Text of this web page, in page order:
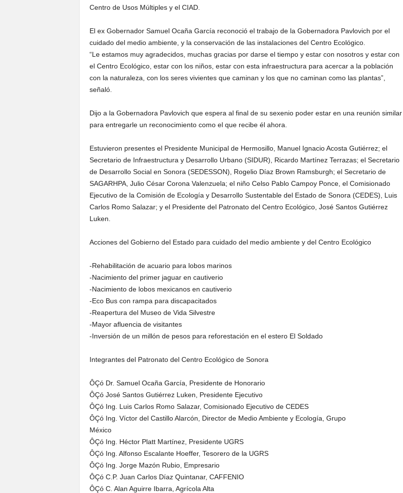
Centro de Usos Múltiples y el CIAD.
El ex Gobernador Samuel Ocaña García reconoció el trabajo de la Gobernadora Pavlovich por el
cuidado del medio ambiente, y la conservación de las instalaciones del Centro Ecológico.
“Le estamos muy agradecidos, muchas gracias por darse el tiempo y estar con nosotros y estar con
el Centro Ecológico, estar con los niños, estar con esta infraestructura para acercar a la población
con la naturaleza, con los seres vivientes que caminan y los que no caminan como las plantas”,
señaló.
Dijo a la Gobernadora Pavlovich que espera al final de su sexenio poder estar en una reunión similar
para entregarle un reconocimiento como el que recibe él ahora.
Estuvieron presentes el Presidente Municipal de Hermosillo, Manuel Ignacio Acosta Gutiérrez; el
Secretario de Infraestructura y Desarrollo Urbano (SIDUR), Ricardo Martínez Terrazas; el Secretario
de Desarrollo Social en Sonora (SEDESSON), Rogelio Díaz Brown Ramsburgh; el Secretario de
SAGARHPA, Julio César Corona Valenzuela; el niño Celso Pablo Campoy Ponce, el Comisionado
Ejecutivo de la Comisión de Ecología y Desarrollo Sustentable del Estado de Sonora (CEDES), Luis
Carlos Romo Salazar; y el Presidente del Patronato del Centro Ecológico, José Santos Gutiérrez
Luken.
Acciones del Gobierno del Estado para cuidado del medio ambiente y del Centro Ecológico
-Rehabilitación de acuario para lobos marinos
-Nacimiento del primer jaguar en cautiverio
-Nacimiento de lobos mexicanos en cautiverio
-Eco Bus con rampa para discapacitados
-Reapertura del Museo de Vida Silvestre
-Mayor afluencia de visitantes
-Inversión de un millón de pesos para reforestación en el estero El Soldado
Integrantes del Patronato del Centro Ecológico de Sonora
ÔÇó Dr. Samuel Ocaña García, Presidente de Honorario
ÔÇó José Santos Gutiérrez Luken, Presidente Ejecutivo
ÔÇó Ing. Luis Carlos Romo Salazar, Comisionado Ejecutivo de CEDES
ÔÇó Ing. Víctor del Castillo Alarcón, Director de Medio Ambiente y Ecología, Grupo
México
ÔÇó Ing. Héctor Platt Martínez, Presidente UGRS
ÔÇó Ing. Alfonso Escalante Hoeffer, Tesorero de la UGRS
ÔÇó Ing. Jorge Mazón Rubio, Empresario
ÔÇó C.P. Juan Carlos Díaz Quintanar, CAFFENIO
ÔÇó C. Alan Aguirre Ibarra, Agrícola Alta